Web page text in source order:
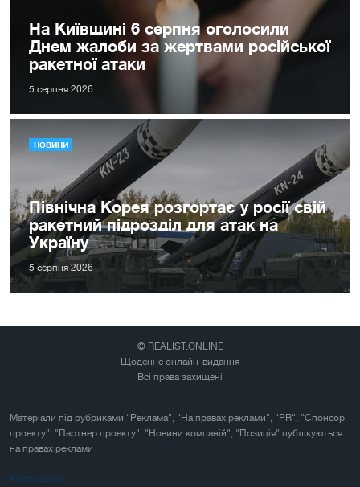
На Київщині 6 серпня оголосили
Днем жалоби за жертвами російської
ракетної атаки
5 серпня 2026
НОВИНИ
Північна Корея розгортає у росії свій
ракетний підрозділ для атак на
Україну
5 серпня 2026
© REALIST.ONLINE
Щоденне онлайн-видання
Всі права захищені
Матеріали під рубриками "Реклама", "На правах реклами", "PR", "Спонсор
проекту", "Партнер проекту", "Новини компаній", "Позиція" публікуються
на правах реклами
Карта сайта